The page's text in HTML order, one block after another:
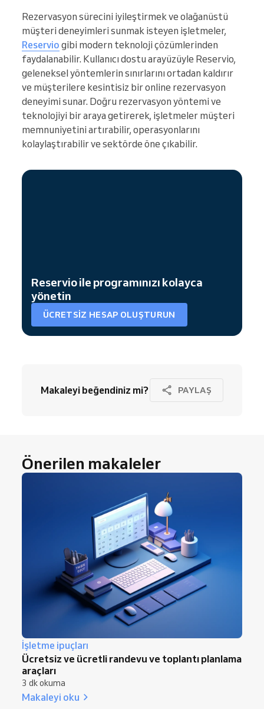
Rezervasyon sürecini iyileştirmek ve olağanüstü
müşteri deneyimleri sunmak isteyen işletmeler,
Reservio gibi modern teknoloji çözümlerinden
faydalanabilir. Kullanıcı dostu arayüzüyle Reservio,
geleneksel yöntemlerin sınırlarını ortadan kaldırır
ve müşterilere kesintisiz bir online rezervasyon
deneyimi sunar. Doğru rezervasyon yöntemi ve
teknolojiyi bir araya getirerek, işletmeler müşteri
memnuniyetini artırabilir, operasyonlarını
kolaylaştırabilir ve sektörde öne çıkabilir.
Reservio ile programınızı kolayca
yönetin
ÜCRETSIZ HESAP OLUŞTURUN
Makaleyi beğendiniz mi? PAYLAŞ
Önerilen makaleler
İşletme ipuçları
Ücretsiz ve ücretli randevu ve toplantı planlama
araçları
3 dk okuma
Makaleyi oku